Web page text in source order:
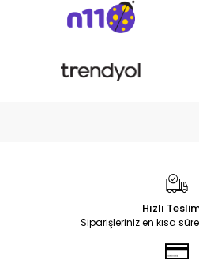
Hızlı
Siparişleriniz en kısa